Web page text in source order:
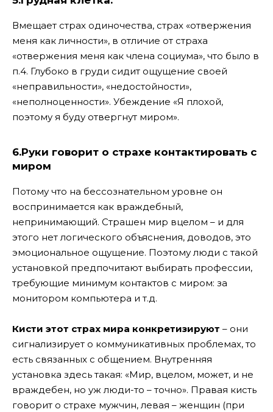
Вмещает страх одиночества, страх «отвержения
меня как личности», в отличие от страха
«отвержения меня как члена социума», что было в
п.4. Глубоко в груди сидит ощущение своей
«неправильности», «недостойности»,
«неполноценности». Убеждение «Я плохой,
поэтому я буду отвергнут миром».
6.Руки говорит о страхе контактировать с
миром
Потому что на бессознательном уровне он
воспринимается как враждебный,
непринимающий. Страшен мир вцелом – и для
этого нет логического объяснения, доводов, это
эмоциональное ощущение. Поэтому люди с такой
установкой предпочитают выбирать профессии,
требующие минимум контактов с миром: за
монитором компьютера и т.д.
Кисти этот страх мира конкретизируют – они
сигнализирует о коммуникативных проблемах, то
есть связанных с общением. Внутренняя
установка здесь такая: «Мир, вцелом, может, и не
враждебен, но уж люди-то – точно». Правая кисть
говорит о страхе мужчин, левая – женщин (при